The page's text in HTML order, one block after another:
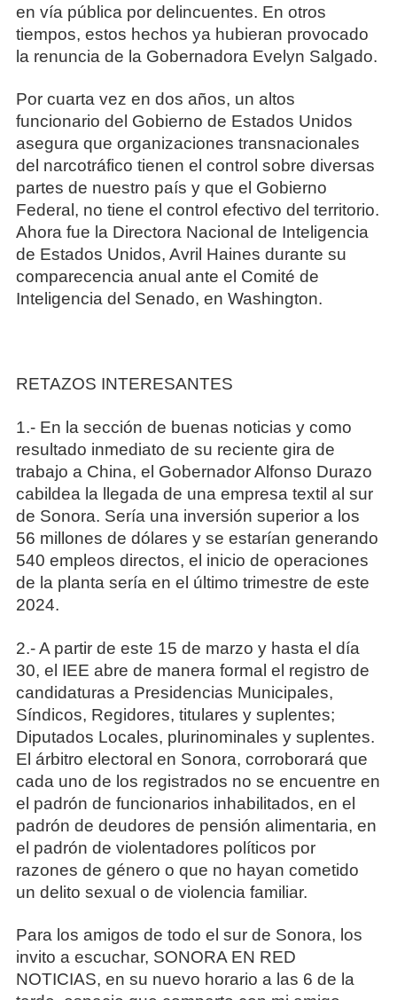
en vía pública por delincuentes. En otros
tiempos, estos hechos ya hubieran provocado
la renuncia de la Gobernadora Evelyn Salgado.
Por cuarta vez en dos años, un altos
funcionario del Gobierno de Estados Unidos
asegura que organizaciones transnacionales
del narcotráfico tienen el control sobre diversas
partes de nuestro país y que el Gobierno
Federal, no tiene el control efectivo del territorio.
Ahora fue la Directora Nacional de Inteligencia
de Estados Unidos, Avril Haines durante su
comparecencia anual ante el Comité de
Inteligencia del Senado, en Washington.
RETAZOS INTERESANTES
1.- En la sección de buenas noticias y como
resultado inmediato de su reciente gira de
trabajo a China, el Gobernador Alfonso Durazo
cabildea la llegada de una empresa textil al sur
de Sonora. Sería una inversión superior a los
56 millones de dólares y se estarían generando
540 empleos directos, el inicio de operaciones
de la planta sería en el último trimestre de este
2024.
2.- A partir de este 15 de marzo y hasta el día
30, el IEE abre de manera formal el registro de
candidaturas a Presidencias Municipales,
Síndicos, Regidores, titulares y suplentes;
Diputados Locales, plurinominales y suplentes.
El árbitro electoral en Sonora, corroborará que
cada uno de los registrados no se encuentre en
el padrón de funcionarios inhabilitados, en el
padrón de deudores de pensión alimentaria, en
el padrón de violentadores políticos por
razones de género o que no hayan cometido
un delito sexual o de violencia familiar.
Para los amigos de todo el sur de Sonora, los
invito a escuchar, SONORA EN RED
NOTICIAS, en su nuevo horario a las 6 de la